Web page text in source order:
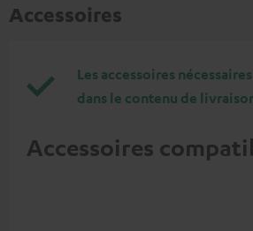
Accessoires
Les accessoires
dans le contenu de
Accessoires